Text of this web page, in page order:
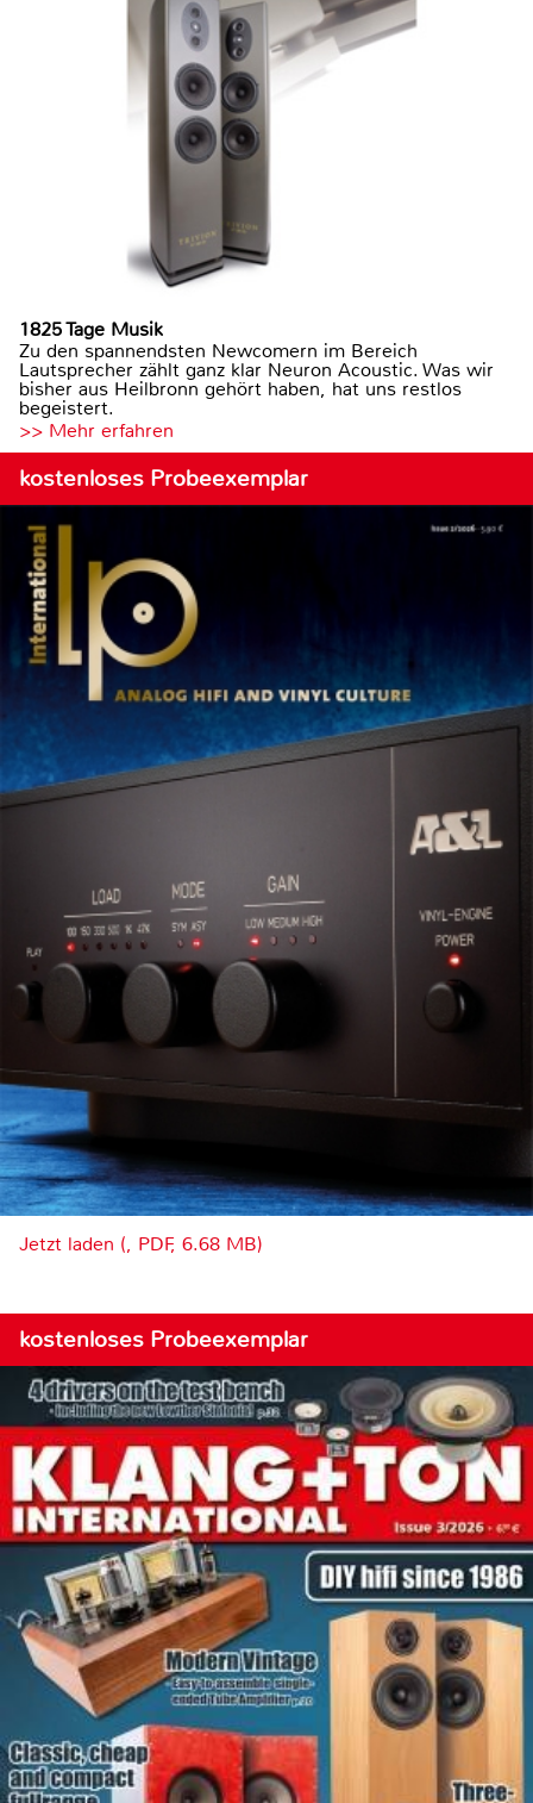
1825 Tage Musik
Zu den spannendsten Newcomern im Bereich
Lautsprecher zählt ganz klar Neuron Acoustic. Was wir
bisher aus Heilbronn gehört haben, hat uns restlos
begeistert.
>> Mehr erfahren
kostenloses Probeexemplar
Jetzt laden (, PDF, 6.68 MB)
kostenloses Probeexemplar